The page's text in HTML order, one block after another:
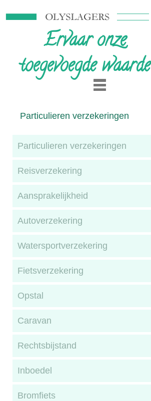
Ervaar onze
toegevoegde waarde
Particulieren verzekeringen
Particulieren verzekeringen
Reisverzekering
Aansprakelijkheid
Autoverzekering
Watersportverzekering
Fietsverzekering
Opstal
Caravan
Rechtsbijstand
Inboedel
Bromfiets